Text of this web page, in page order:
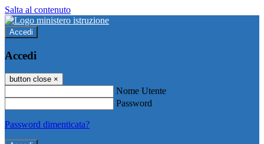
Salta al contenuto
Accedi
Accedi
button close ×
Nome Utente
Password
Password dimenticata?